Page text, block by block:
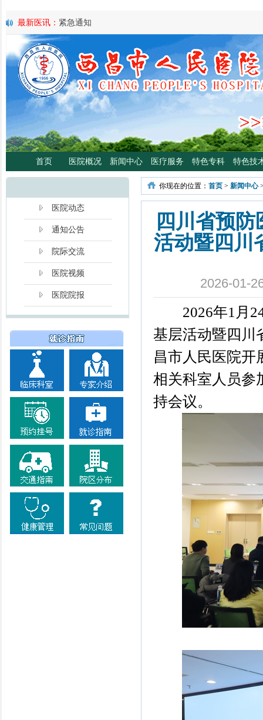
最新医讯： 紧急通知
最新医讯：好消息！四川大学华西医院泌尿外科专家魏强教授来院
最新医讯：西昌市人民总医院携手省科学普及专委会开展卫生下乡
宣传活动
最新医讯：
西昌市人民医院耳鼻咽喉头颈外科将于3月3日开展“全国
日”义诊活动
最新医讯： 重磅消息！2月21日起，四川大学华西医院泌尿外科魏强
将定期到西昌市人民医院开展门诊、手术
最新医讯：
西昌市人民医院胃肠肿瘤专病门诊开诊！
最新医讯：西昌市人民医院开展日间蓝光治疗门诊 轻度“小黄人”，
分离、不住院就能照蓝光啦！
最新医讯：
好消息！西昌市人民医院高压氧舱运行啦
最新医讯：【义诊预告】西昌市人民医院大型义诊活动，5月7日约
最新医讯：凉山各医院2年跑出“加速度”，9月再迎华西胸外专家
首页 医院概况 新闻中心 医疗服务 特色专科 特色技
医院动态
通知公告
院际交流
医院视频
医院院报
你现在的位置： 首页 > 新闻中心
四川省预
活动暨四川
2026-01-
2026年1月24
基层活动暨四川
昌市人民医院开
相关科室人员参
持会议。